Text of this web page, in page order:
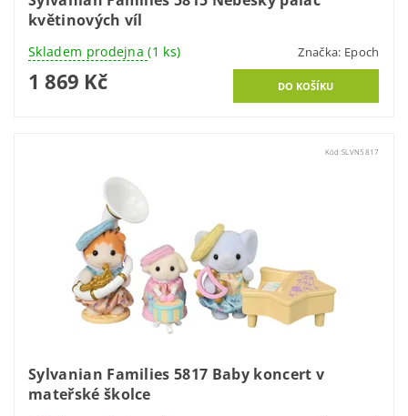
květinových víl
Skladem prodejna(1 ks) Značka: Epoch
1 869 Kč
Kód:SLVN5817
Sylvanian Families 5817 Baby koncert v
mateřské školce